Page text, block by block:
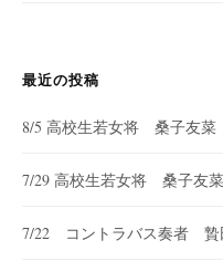
最近の投稿
8/5 高校生若女将 桑子友菜
7/29 高校生若女将 桑子友菜
7/22 コントラバス奏者 贄